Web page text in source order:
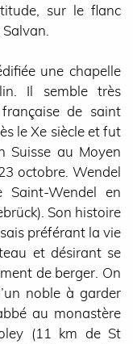
sur le flanc
une chapelle
Il semble très
de saint
le Xe siècle et fut
Suisse au Moyen
octobre. Wendel
Wendel en
Son histoire
préférant la vie
et désirant se
de berger. On
noble à garder
au monastère
(11 km de St